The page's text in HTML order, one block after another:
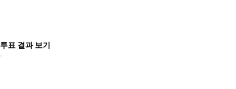
투표 결과 보기